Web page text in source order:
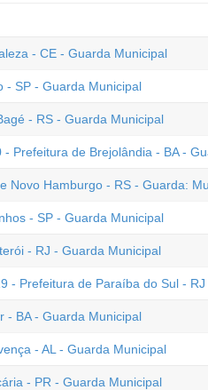
- CE - Guarda Municipal
- SP - Guarda Municipal
- RS - Guarda Municipal
Prefeitura de Brejolândia - BA -
Novo Hamburgo - RS - Guarda:
- SP - Guarda Municipal
- RJ - Guarda Municipal
- Prefeitura de Paraíba do Sul -
- BA - Guarda Municipal
- AL - Guarda Municipal
- PR - Guarda Municipal